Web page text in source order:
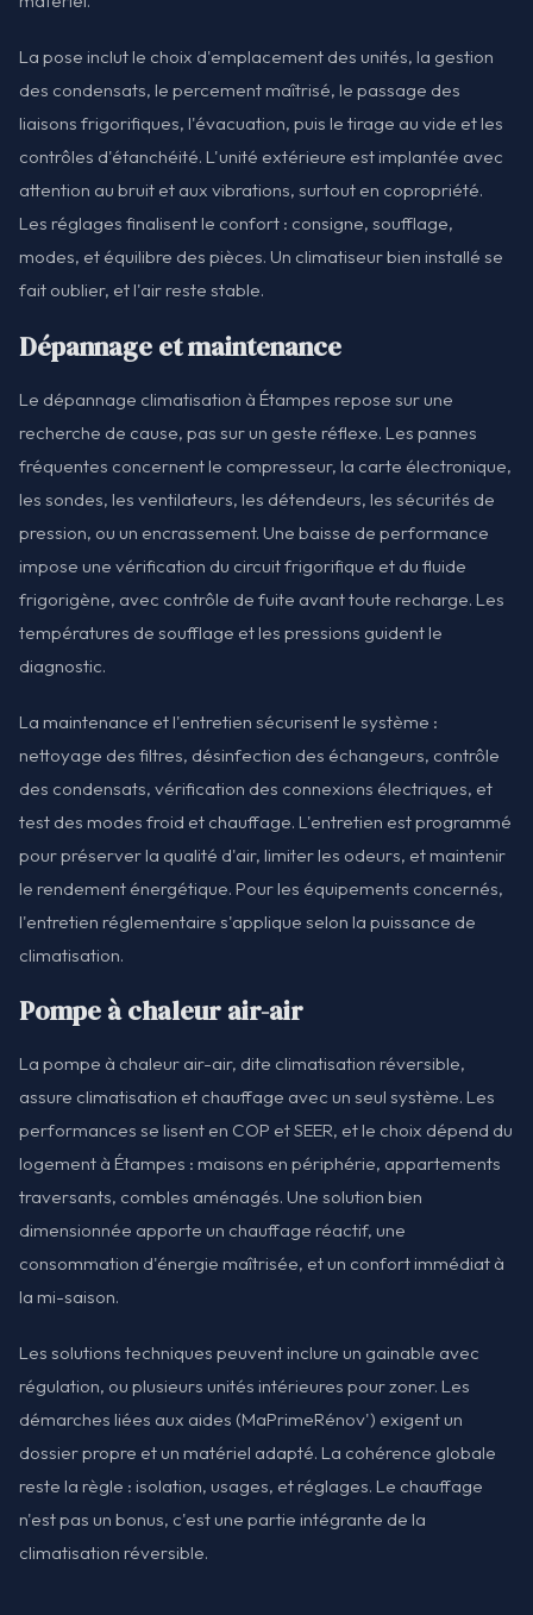
La pose inclut le choix d'emplacement des unités, la gestion
des condensats, le percement maîtrisé, le passage des
liaisons frigorifiques, l'évacuation, puis le tirage au vide et les
contrôles d'étanchéité. L'unité extérieure est implantée avec
attention au bruit et aux vibrations, surtout en copropriété.
Les réglages finalisent le confort : consigne, soufflage,
modes, et équilibre des pièces. Un climatiseur bien installé se
fait oublier, et l'air reste stable.
Dépannage et maintenance
Le dépannage climatisation à Étampes repose sur une
recherche de cause, pas sur un geste réflexe. Les pannes
fréquentes concernent le compresseur, la carte électronique,
les sondes, les ventilateurs, les détendeurs, les sécurités de
pression, ou un encrassement. Une baisse de performance
impose une vérification du circuit frigorifique et du fluide
frigorigène, avec contrôle de fuite avant toute recharge. Les
températures de soufflage et les pressions guident le
diagnostic.
La maintenance et l'entretien sécurisent le système :
nettoyage des filtres, désinfection des échangeurs, contrôle
des condensats, vérification des connexions électriques, et
test des modes froid et chauffage. L'entretien est programmé
pour préserver la qualité d'air, limiter les odeurs, et maintenir
le rendement énergétique. Pour les équipements concernés,
l'entretien réglementaire s'applique selon la puissance de
climatisation.
Pompe à chaleur air-air
La pompe à chaleur air-air, dite climatisation réversible,
assure climatisation et chauffage avec un seul système. Les
performances se lisent en COP et SEER, et le choix dépend du
logement à Étampes : maisons en périphérie, appartements
traversants, combles aménagés. Une solution bien
dimensionnée apporte un chauffage réactif, une
consommation d'énergie maîtrisée, et un confort immédiat à
la mi-saison.
Les solutions techniques peuvent inclure un gainable avec
régulation, ou plusieurs unités intérieures pour zoner. Les
démarches liées aux aides (MaPrimeRénov') exigent un
dossier propre et un matériel adapté. La cohérence globale
reste la règle : isolation, usages, et réglages. Le chauffage
n'est pas un bonus, c'est une partie intégrante de la
climatisation réversible.